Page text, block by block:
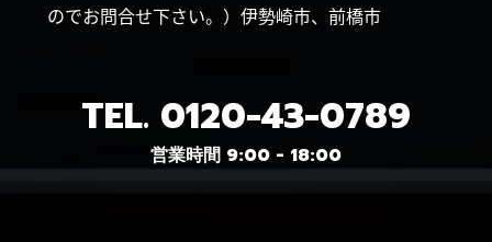
のでお問合せ下さい。）伊勢崎市、前橋市
TEL. 0120-43-0789
営業時間 9:00 - 18:00